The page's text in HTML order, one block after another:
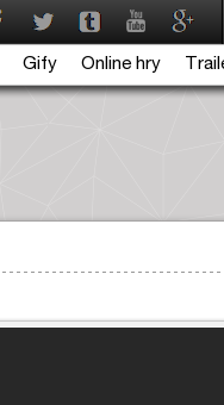
Gify Online hry